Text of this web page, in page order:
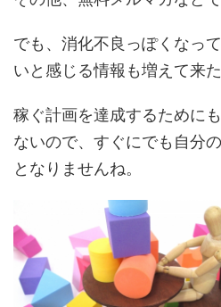
でも、消化不良っぽくなっ
いと感じる情報も増えて来
稼ぐ計画を達成するために
ないので、すぐにでも自分
となりませんね。